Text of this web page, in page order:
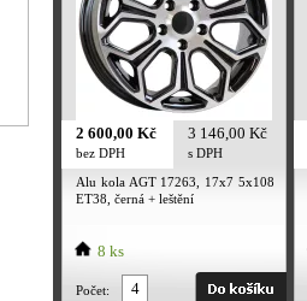
2 600,00 Kč
bez DPH
3 146,00 Kč
s DPH
Alu kola AGT 17263, 17x7 5x108
ET38, černá + leštění
8 ks
Počet: